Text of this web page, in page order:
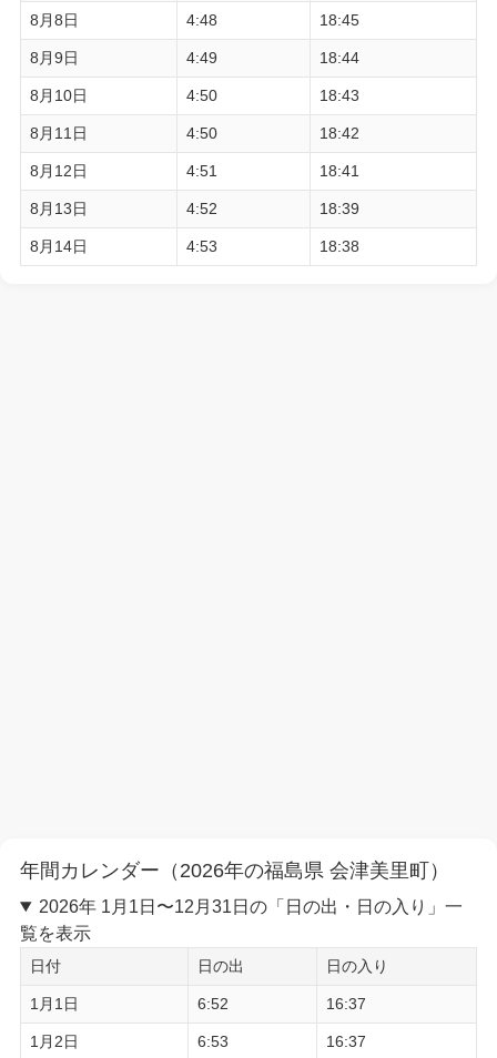
8月8日 4:48 18:45
8月9日 4:49 18:44
8月10日 4:50 18:43
8月11日 4:50 18:42
8月12日 4:51 18:41
8月13日 4:52 18:39
8月14日 4:53 18:38
年間カレンダー（2026年の福島県 会津美里町）
2026年 1月1日〜12月31日の「日の出・日の入り」一
覧を表示
日付 日の出 日の入り
1月1日 6:52 16:37
1月2日 6:53 16:37